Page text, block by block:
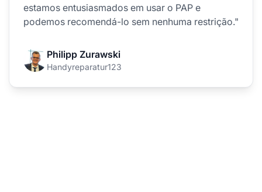
estamos entusiasmados em usar o PAP e
podemos recomendá-lo sem nenhuma restrição."
Philipp Zurawski
Handyreparatur123